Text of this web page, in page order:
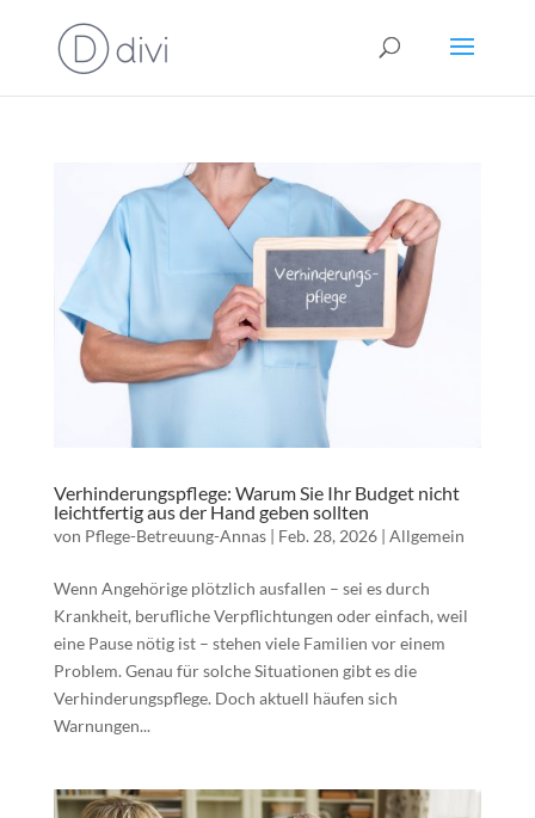
Verhinderungspflege: Warum Sie Ihr Budget nicht
leichtfertig aus der Hand geben sollten
von Pflege-Betreuung-Annas| Feb. 28, 2026| Allgemein
Wenn Angehörige plötzlich ausfallen – sei es durch
Krankheit, berufliche Verpflichtungen oder einfach, weil
eine Pause nötig ist – stehen viele Familien vor einem
Problem. Genau für solche Situationen gibt es die
Verhinderungspflege. Doch aktuell häufen sich
Warnungen...